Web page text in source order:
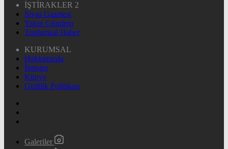
İŞTİRAKLER 2
Sivas Gazetesi
Yakın Gündem
Toplumsal Haber
KURUMSAL
Hakkımızda
İletişim
Künye
Gizlilik Politikası
Galeriler